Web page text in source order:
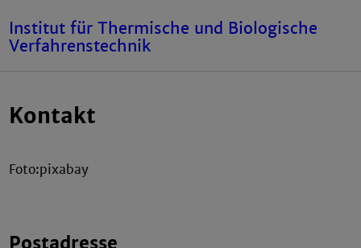
Institut für Thermische und Biologische
Verfahrenstechnik
Kontakt
Foto:pixabay
Postadresse